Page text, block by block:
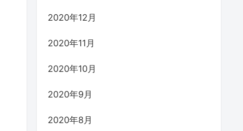
2020年12月
2020年11月
2020年10月
2020年9月
2020年8月